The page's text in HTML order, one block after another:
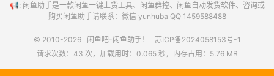
📢: 闲鱼助手是一款闲鱼一键上货工具、闲鱼群控、闲鱼自动发货软件、咨询或
购买闲鱼助手请联系：微信 yunhuba QQ 1459588488
© 2010-2026 闲鱼吧-闲鱼助手！
苏ICP备2024058153号-1
请求次数：43 次，加载用时：0.065 秒，内存占用：5.76 MB